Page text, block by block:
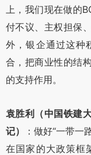
上，我们现在做的
付不议、主权担保
外，银企通过这种
合，把商业性的结
的支持作用。
袁胜利（中国铁建
记）
：做好“一带一
在国家的大政策框